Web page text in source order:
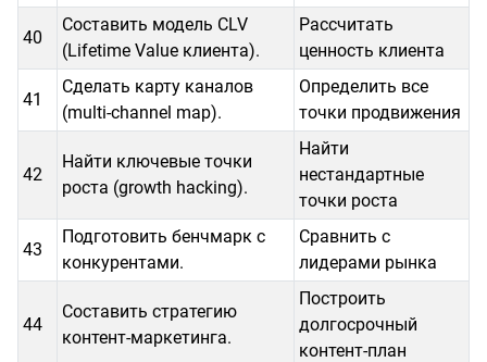
40
Составить модель CLV
(Lifetime Value клиента).
Рассчитать
ценность клиента
41
Сделать карту каналов
(multi-channel map).
Определить все
точки продвижения
42
Найти ключевые точки
роста (growth hacking).
Найти
нестандартные
точки роста
43
Подготовить бенчмарк с
конкурентами.
Сравнить с
лидерами рынка
44
Составить стратегию
контент-маркетинга.
Построить
долгосрочный
контент-план